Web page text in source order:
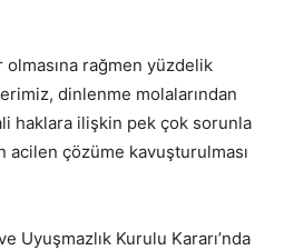
olmasına rağmen yüzdelik
dinlenme molalarından
haklara ilişkin pek çok sorunla
acilen çözüme kavuşturulması
Uyuşmazlık Kurulu Kararı’nda